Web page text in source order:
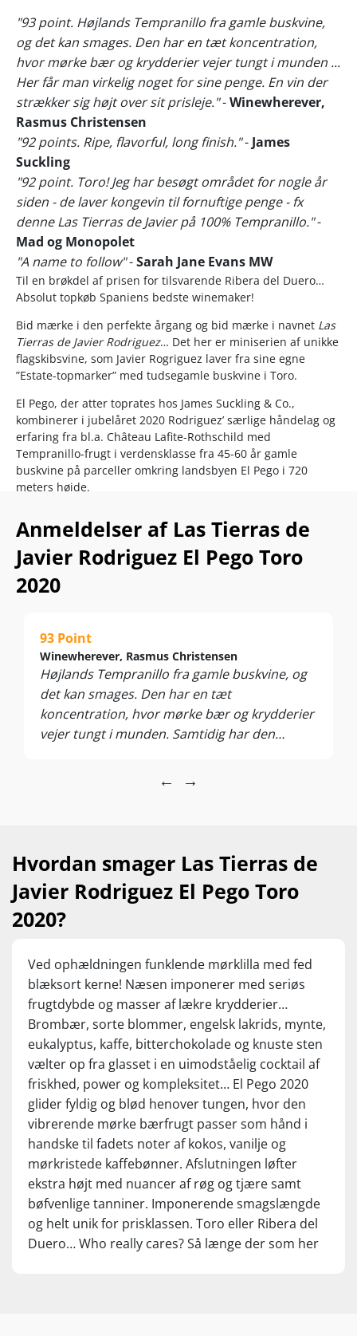
"93 point. Højlands Tempranillo fra gamle buskvine,
og det kan smages. Den har en tæt koncentration,
hvor mørke bær og krydderier vejer tungt i munden ...
Her får man virkelig noget for sine penge. En vin der
strækker sig højt over sit prisleje."-Winewherever,
Rasmus Christensen
"92 points. Ripe, flavorful, long finish."- James
Suckling
"92 point. Toro! Jeg har besøgt området for nogle år
siden - de laver kongevin til fornuftige penge - fx
denne Las Tierras de Javier på 100% Tempranillo."-
Mad og Monopolet
"A name to follow"-Sarah Jane Evans MW
Til en brøkdel af prisen for tilsvarende Ribera del Duero…
Absolut topkøb Spaniens bedste winemaker!
Bid mærke i den perfekte årgang og bid mærke i navnet Las
Tierras de Javier Rodriguez… Det her er miniserien af unikke
flagskibsvine, som Javier Rogriguez laver fra sine egne
”Estate-topmarker” med tudsegamle buskvine i Toro.
El Pego, der atter toprates hos James Suckling & Co.,
kombinerer i jubelåret 2020 Rodriguez’ særlige håndelag og
erfaring fra bl.a. Château Lafite-Rothschild med
Tempranillo-frugt i verdensklasse fra 45-60 år gamle
buskvine på parceller omkring landsbyen El Pego i 720
meters højde.
smagsdybde og suveræn spansk spiciness ved 12 måneder
lang modning på 2-3 år gamle franske og amerikanske
barriquefade.
Klasse fornægter sig ikke…”Las Tierras” er og bliver toppen
Association of Journalists and Writers of Wines and Spirits
har haft samme vinhus på sin TOP100 over verdens bedst
anmeldte.
Her får fans af stor Ribera del Duero virkelig ekstra spansk
krudt og krydderi… for længt færre kroner!
Anmeldelser af Las Tierras de
Javier Rodriguez El Pego Toro
2020
93 Point
Winewherever, Rasmus Christensen
Højlands Tempranillo fra gamle buskvine, og
det kan smages. Den har en tæt
koncentration, hvor mørke bær og krydderier
vejer tungt i munden. Samtidig har den
← →
Hvordan smager Las Tierras de
Javier Rodriguez El Pego Toro
2020?
Ved ophældningen funklende mørklilla med fed
blæksort kerne! Næsen imponerer med seriøs
frugtdybde og masser af lækre krydderier…
Brombær, sorte blommer, engelsk lakrids, mynte,
eukalyptus, kaffe, bitterchokolade og knuste sten
vælter op fra glasset i en uimodståelig cocktail af
friskhed, power og kompleksitet… El Pego 2020
glider fyldig og blød henover tungen, hvor den
vibrerende mørke bærfrugt passer som hånd i
handske til fadets noter af kokos, vanilje og
mørkristede kaffebønner. Afslutningen løfter
ekstra højt med nuancer af røg og tjære samt
bøfvenlige tanniner. Imponerende smagslængde
og helt unik for prisklassen. Toro eller Ribera del
Duero… Who really cares? Så længe der som her